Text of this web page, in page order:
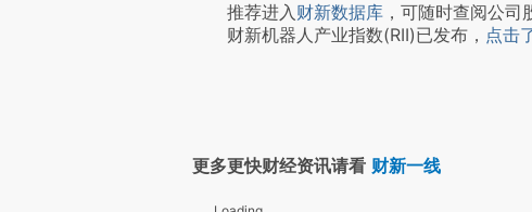
推荐进入财新数据库 ，可随时查阅公司
财新机器人产业指数(RII)已发布， 点击
更多更快财经资讯请看 财新一线